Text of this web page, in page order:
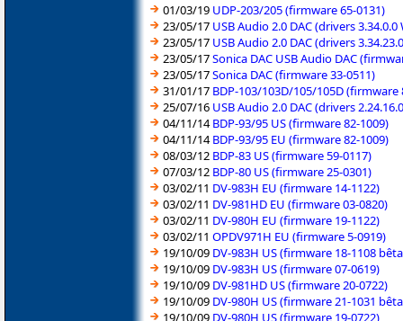
01/03/19 UDP-203/205 (firmware 65-0131)
23/05/17 USB Audio 2.0 DAC (drivers
23/05/17 USB Audio 2.0 DAC (drivers
23/05/17Sonica DAC USB Audio DAC
23/05/17Sonica DAC (firmware 33-0511)
31/01/17 BDP-103/103D/105/105D (firmware
25/07/16 USB Audio 2.0 DAC (drivers
04/11/14BDP-93/95 US (firmware 82-1009)
04/11/14BDP-93/95 EU (firmware 82-1009)
08/03/12 BDP-83 US (firmware 59-0117)
07/03/12 BDP-80 US (firmware 25-0301)
03/02/11 DV-983H EU (firmware 14-1122)
03/02/11 DV-981HD EU (firmware 03-0820)
03/02/11 DV-980H EU (firmware 19-1122)
03/02/11 OPDV971H EU (firmware 5-0919)
19/10/09 DV-983H US (firmware 18-1108
19/10/09 DV-983H US (firmware 07-0619)
19/10/09 DV-981HD US (firmware 20-0722)
19/10/09 DV-980H US (firmware 21-1031
19/10/09 DV-980H US (firmware 19-0722)